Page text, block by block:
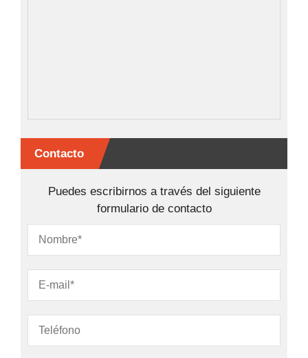
Contacto
Puedes escribirnos a través del siguiente
formulario de contacto